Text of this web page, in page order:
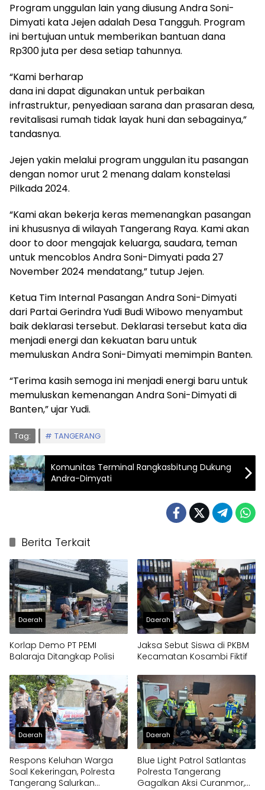
Program unggulan lain yang diusung Andra Soni-
Dimyati kata Jejen adalah Desa Tangguh. Program
ini bertujuan untuk memberikan bantuan dana
Rp300 juta per desa setiap tahunnya.
“Kami berharap
dana ini dapat digunakan untuk perbaikan
infrastruktur, penyediaan sarana dan prasaran desa,
revitalisasi rumah tidak layak huni dan sebagainya,”
tandasnya.
Jejen yakin melalui program unggulan itu pasangan
dengan nomor urut 2 menang dalam konstelasi
Pilkada 2024.
“Kami akan bekerja keras memenangkan pasangan
ini khususnya di wilayah Tangerang Raya. Kami akan
door to door mengajak keluarga, saudara, teman
untuk mencoblos Andra Soni-Dimyati pada 27
November 2024 mendatang,” tutup Jejen.
Ketua Tim Internal Pasangan Andra Soni-Dimyati
dari Partai Gerindra Yudi Budi Wibowo menyambut
baik deklarasi tersebut. Deklarasi tersebut kata dia
menjadi energi dan kekuatan baru untuk
memuluskan Andra Soni-Dimyati memimpin Banten.
“Terima kasih semoga ini menjadi energi baru untuk
memuluskan kemenangan Andra Soni-Dimyati di
Banten,” ujar Yudi.
Tag: TANGERANG
Komunitas Terminal Rangkasbitung Dukung
Andra-Dimyati
Berita Terkait
Daerah
Korlap Demo PT PEMI
Balaraja Ditangkap Polisi
Daerah
Jaksa Sebut Siswa di PKBM
Kecamatan Kosambi Fiktif
Daerah
Respons Keluhan Warga
Soal Kekeringan, Polresta
Tangerang Salurkan
Daerah
Blue Light Patrol Satlantas
Polresta Tangerang
Gagalkan Aksi Curanmor,